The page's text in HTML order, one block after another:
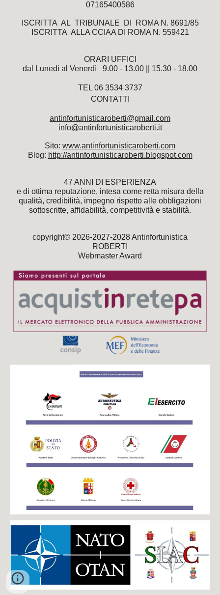
07165400586
ISCRITTA AL TRIBUNALE DI ROMA N. 8691/85
ISCRITTA ALLA CCIAA DI ROMA N. 559421
ORARI UFFICI
dal Lunedì al Venerdì 9.00 - 13.00 || 15.30 - 18.00
TEL 06 3534 3737
CONTATTI
antinfortunisticaroberti@gmail.com
info@antinfortunisticaroberti.it
Sito: www.antinfortunisticaroberti.com
Blog: http://antinfortunisticaroberti.blogspot.com
47 ANNI DI ESPERIENZA
e di ottima reputazione, intesa come retta misura della
qualità, credibilità, impegno rispetto alle obbligazioni
sottoscritte, affidabilità, competitività e stabilità.
copyright© 2026-2027-2028 Antinfortunistica
ROBERTI
Webmaster Award